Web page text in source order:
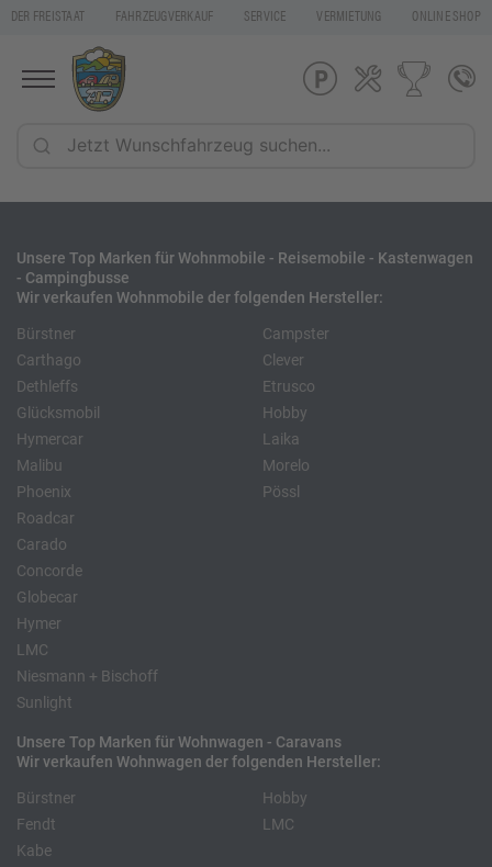
DER FREISTAAT FAHRZEUGVERKAUF SERVICE VERMIETUNG ONLINE SHOP
Unsere Top Marken für Wohnmobile - Reisemobile - Kastenwagen
- Campingbusse
Wir verkaufen Wohnmobile der folgenden Hersteller:
Bürstner
Carthago
Dethleffs
Glücksmobil
Hymercar
Malibu
Phoenix
Roadcar
Campster
Clever
Etrusco
Hobby
Laika
Morelo
Pössl
Carado
Concorde
Globecar
Hymer
LMC
Niesmann + Bischoff
Sunlight
Unsere Top Marken für Wohnwagen - Caravans
Wir verkaufen Wohnwagen der folgenden Hersteller:
Bürstner
Fendt
Kabe
Hobby
LMC